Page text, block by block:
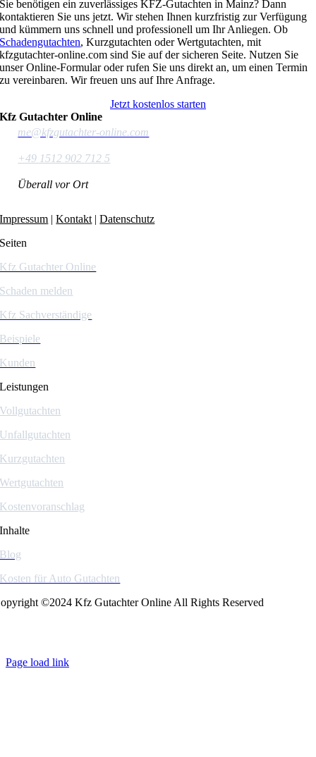
Sie benötigen ein zuverlässiges KFZ-Gutachten in Mainz? Dann
kontaktieren Sie uns jetzt. Wir stehen Ihnen kurzfristig zur Verfügung
und kümmern uns schnell und professionell um Ihr Anliegen. Ob
Schadengutachten, Kurzgutachten oder Wertgutachten, mit
kfzgutachter-online.com sind Sie auf der sicheren Seite. Nutzen Sie
unser Online-Formular oder rufen Sie uns direkt an, um einen Termin
zu vereinbaren. Wir freuen uns auf Ihre Anfrage.
Jetzt kostenlos starten
Kfz Gutachter Online
me@kfzgutachter-online.com
+49 1512 902 712 5
Überall vor Ort
Impressum |Kontakt |Datenschutz
Seiten
Kfz Gutachter Online
Schaden melden
Kfz Sachverständige
Beispiele
Kunden
Leistungen
Vollgutachten
Unfallgutachten
Kurzgutachten
Wertgutachten
Kostenvoranschlag
Inhalte
Blog
Kosten für Auto Gutachten
©2024 Kfz Gutachter Online All Rights Reserved
Page load link